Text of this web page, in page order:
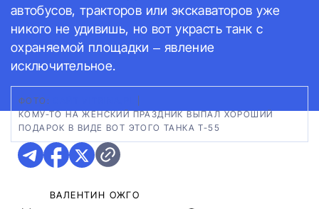
автобусов, тракторов или экскаваторов уже
никого не удивишь, но вот украсть танк с
охраняемой площадки – явление
исключительное.
ФОТО:
КОМУ-ТО НА ЖЕНСКИЙ ПРАЗДНИК ВЫПАЛ ХОРОШИЙ
ПОДАРОК В ВИДЕ ВОТ ЭТОГО ТАНКА Т-55
ВАЛЕНТИН ОЖГО